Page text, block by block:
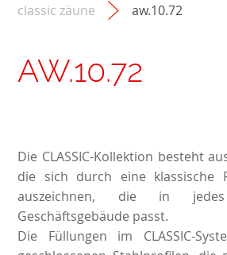
classic zäune aw.10.72
AW.10.72
Die CLASSIC-Kollektion besteht
die sich durch eine klassische
auszeichnen, die in
Geschäftsgebäude passt.
Die Füllungen im CLASSIC-